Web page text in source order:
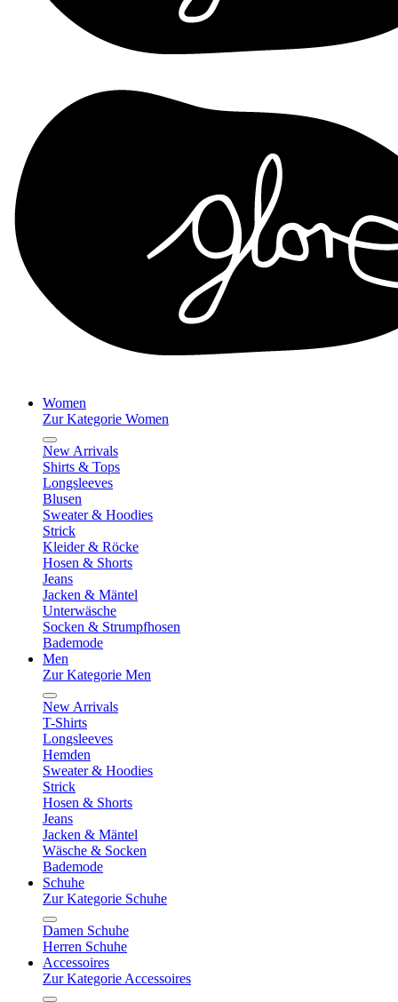
Women
Zur Kategorie Women
New Arrivals
Shirts & Tops
Longsleeves
Blusen
Sweater & Hoodies
Strick
Kleider & Röcke
Hosen & Shorts
Jeans
Jacken & Mäntel
Unterwäsche
Socken & Strumpfhosen
Bademode
Men
Zur Kategorie Men
New Arrivals
T-Shirts
Longsleeves
Hemden
Sweater & Hoodies
Strick
Hosen & Shorts
Jeans
Jacken & Mäntel
Wäsche & Socken
Bademode
Schuhe
Zur Kategorie Schuhe
Damen Schuhe
Herren Schuhe
Accessoires
Zur Kategorie Accessoires